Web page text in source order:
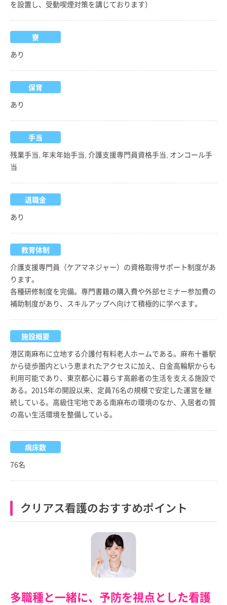
を設置し、受動喫煙対策を講じております）
寮
あり
保育
あり
手当
残業手当, 年末年始手当, 介護支援専門員資格手当, オンコール手
当
退職金
あり
教育体制
介護支援専門員（ケアマネジャー）の資格取得サポート制度があ
ります。
各種研修制度を完備。専門書籍の購入費や外部セミナー参加費の
補助制度があり、スキルアップへ向けて積極的に学べます。
施設概要
港区南麻布に立地する介護付有料老人ホームである。麻布十番駅
から徒歩圏内という恵まれたアクセスに加え、白金高輪駅からも
利用可能であり、東京都心に暮らす高齢者の生活を支える施設で
ある。2015年の開設以来、定員76名の規模で安定した運営を継
続している。高級住宅地である南麻布の環境のなか、入居者の質
の高い生活環境を整備している。
病床数
76名
クリアス看護のおすすめポイント
多職種と一緒に、予防を視点とした看護